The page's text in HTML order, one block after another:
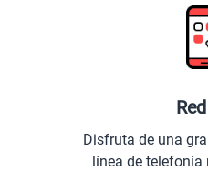
Disfruta de una
línea de